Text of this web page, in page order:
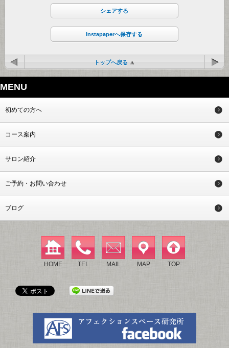
シェアする
Instapaperへ保存する
トップへ戻る
MENU
初めての方へ
コース案内
サロン紹介
ご予約・お問い合わせ
ブログ
HOME TEL MAIL MAP TOP